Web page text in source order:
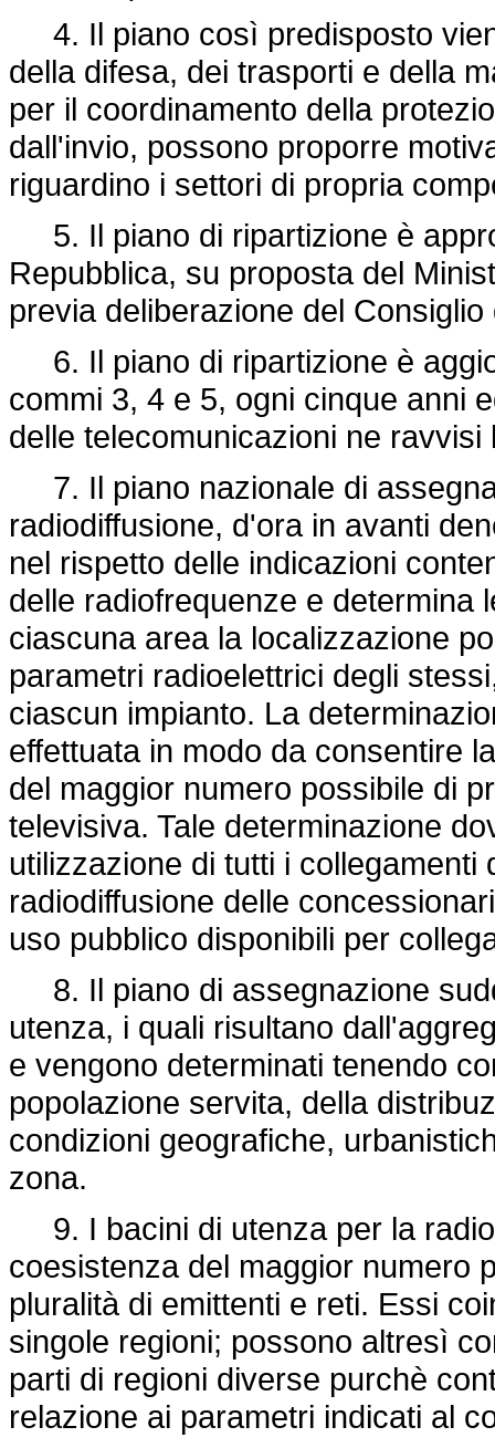
4. Il piano così predisposto
della difesa, dei trasporti e della
per il coordinamento della
dall'invio, possono proporre
riguardino i settori di propria
5. Il piano di ripartizione è
Repubblica, su proposta del
previa deliberazione del Consiglio
6. Il piano di ripartizione è
commi 3, 4 e 5, ogni cinque anni
delle telecomunicazioni ne ravvisi
7. Il piano nazionale di
radiodiffusione, d'ora in avanti
nel rispetto delle indicazioni
delle radiofrequenze e determina
ciascuna area la localizzazione
parametri radioelettrici degli
ciascun impianto. La
effettuata in modo da consentire
del maggior numero possibile di
televisiva. Tale determinazione
utilizzazione di tutti i
radiodiffusione delle
uso pubblico disponibili per
8. Il piano di assegnazione
utenza, i quali risultano
e vengono determinati tenendo
popolazione servita, della
condizioni geografiche,
zona.
9. I bacini di utenza per la
coesistenza del maggior numero
pluralità di emittenti e reti. Essi
singole regioni; possono altresì
parti di regioni diverse purchè
relazione ai parametri indicati al